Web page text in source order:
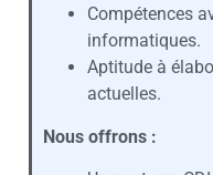
Compétences
informatiques.
Aptitude à
actuelles.
Nous offrons :